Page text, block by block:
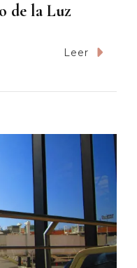
de la Luz
Leer